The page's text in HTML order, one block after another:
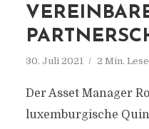
30. Juli 2021 2 Min.
Der Asset Manager
luxemburgische